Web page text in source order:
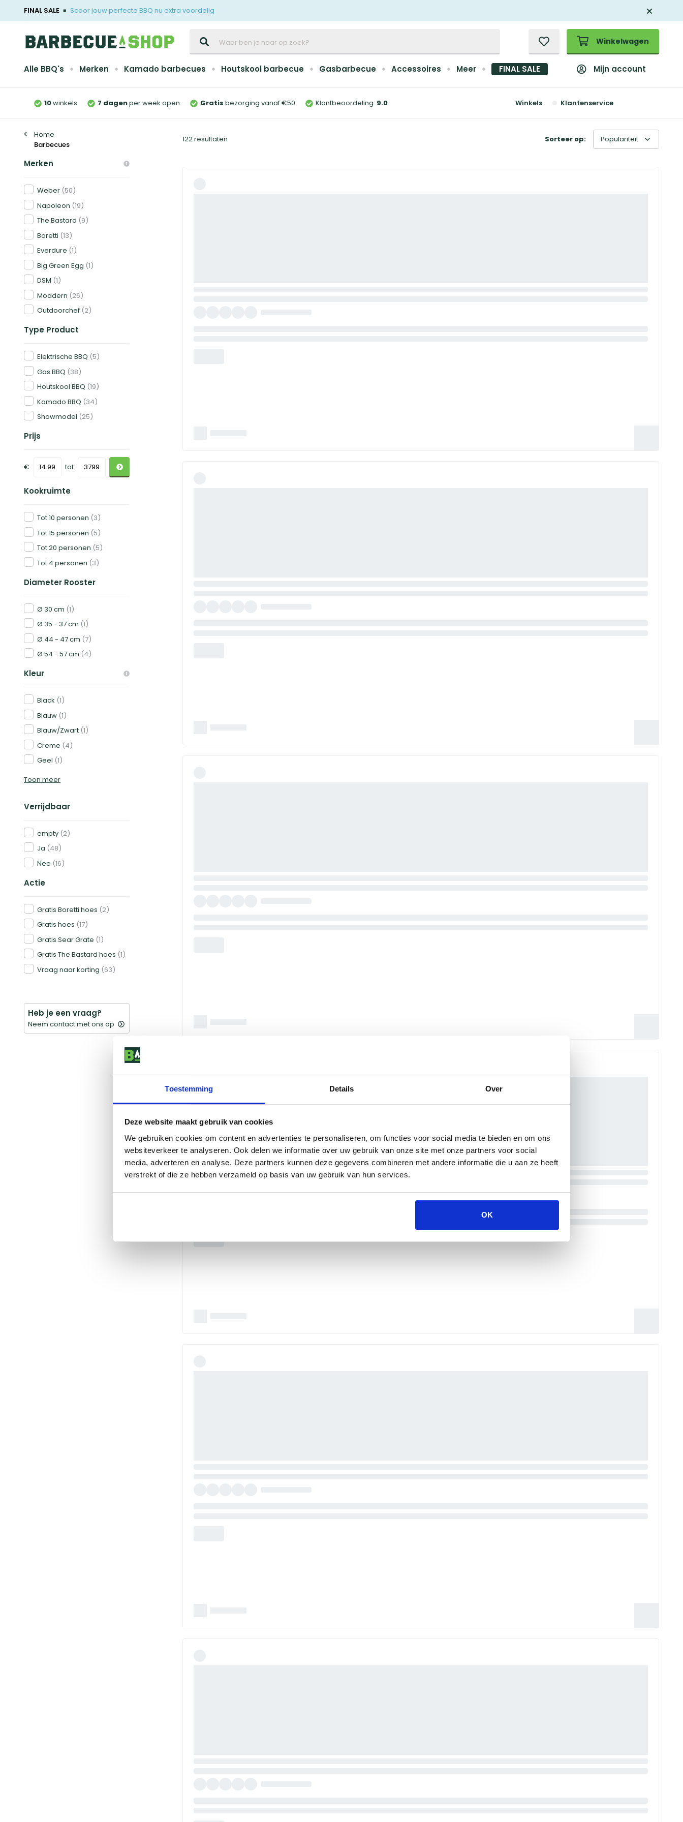
Toestemming Details Over
Deze website maakt gebruik van cookies
We gebruiken cookies om content en advertenties te personaliseren, om functies voor social media te bieden en om ons
websiteverkeer te analyseren. Ook delen we informatie over uw gebruik van onze site met onze partners voor social
media, adverteren en analyse. Deze partners kunnen deze gegevens combineren met andere informatie die u aan ze heeft
verstrekt of die ze hebben verzameld op basis van uw gebruik van hun services.
OK
FINAL SALE Scoor jouw perfecte BBQ nu extra voordelig
Winkelwagen
Alle BBQ's Merken Kamado barbecues Houtskool barbecue Gasbarbecue Accessoires Meer FINAL SALE Mijn account
10winkels 7 dagenper week open Gratis bezorging vanaf €50 Klantbeoordeling: 9.0 Winkels Klantenservice
Home
Barbecues
Merken
Weber (50)
Napoleon (19)
The Bastard (9)
Boretti (13)
Everdure (1)
Big Green Egg (1)
DSM (1)
Moddern (26)
Outdoorchef (2)
Type Product
Elektrische BBQ (5)
Gas BBQ (38)
Houtskool BBQ (19)
Kamado BBQ (34)
Showmodel (25)
Prijs
€ tot
Kookruimte
Tot 10 personen (3)
Tot 15 personen (5)
Tot 20 personen (5)
Tot 4 personen (3)
Diameter Rooster
Ø 30 cm (1)
Ø 35 - 37 cm (1)
Ø 44 - 47 cm (7)
Ø 54 - 57 cm (4)
Kleur
Black (1)
Blauw (1)
Blauw/Zwart (1)
Creme (4)
Geel (1)
Toon meer
Verrijdbaar
empty (2)
Ja (48)
Nee (16)
Actie
Gratis Boretti hoes (2)
Gratis hoes (17)
Gratis Sear Grate (1)
Gratis The Bastard hoes (1)
Vraag naar korting (63)
Heb je een vraag?
Neem contact met ons op
122 resultaten Sorteer op: